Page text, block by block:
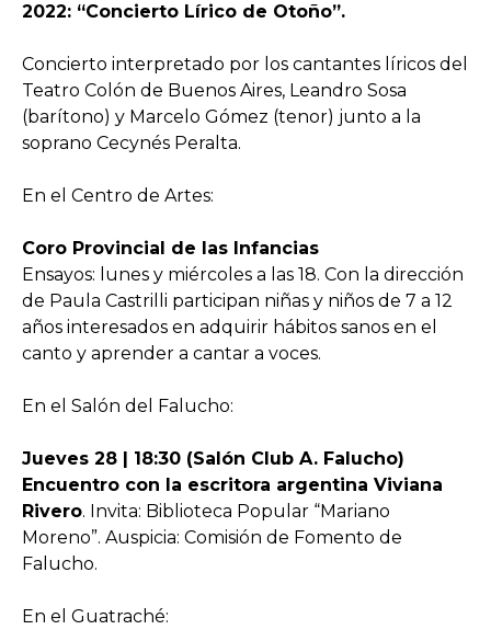
2022: “Concierto Lírico de Otoño”.
Concierto interpretado por los cantantes líricos del
Teatro Colón de Buenos Aires, Leandro Sosa
(barítono) y Marcelo Gómez (tenor) junto a la
soprano Cecynés Peralta.
En el Centro de Artes:
Coro Provincial de las Infancias
Ensayos: lunes y miércoles a las 18. Con la dirección
de Paula Castrilli participan niñas y niños de 7 a 12
años interesados en adquirir hábitos sanos en el
canto y aprender a cantar a voces.
En el Salón del Falucho:
Jueves 28 | 18:30 (Salón Club A. Falucho)
Encuentro con la escritora argentina Viviana
Rivero. Invita: Biblioteca Popular “Mariano
Moreno”. Auspicia: Comisión de Fomento de
Falucho.
En el Guatraché: